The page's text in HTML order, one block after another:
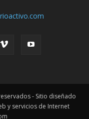
- Sitio diseñado
y servicios de Internet